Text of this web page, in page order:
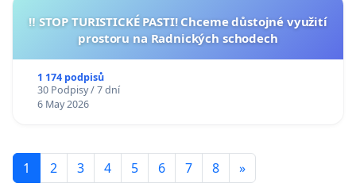
‼️ STOP TURISTICKÉ PASTI! Chceme důstojné využití
prostoru na Radnických schodech
1 174 podpisů
30 Podpisy / 7 dní
6 May 2026
1 2 3 4 5 6 7 8 »